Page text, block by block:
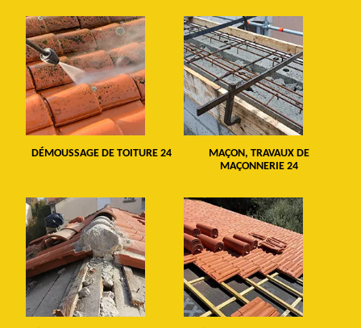
DÉMOUSSAGE DE TOITURE 24
MAÇON, TRAVAUX DE
MAÇONNERIE 24